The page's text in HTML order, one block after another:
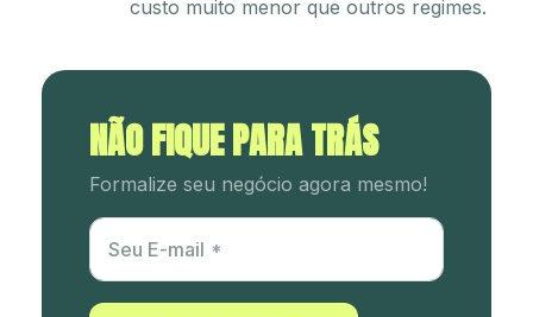
custo muito menor que outros regimes.
NÃO FIQUE PARA TRÁS
Formalize seu negócio agora mesmo!
Utm Content
Seu E-mail